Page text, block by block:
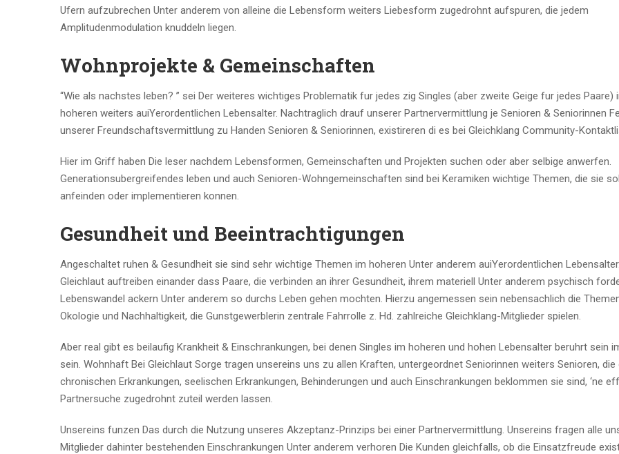
Ufern aufzubrechen Unter anderem von alleine die Lebensform weiters Liebesform zugedrohnt aufspuren, die jedem
Amplitudenmodulation knuddeln liegen.
Wohnprojekte & Gemeinschaften
“Wie als nachstes leben? ” sei Der weiteres wichtiges Problematik fur jedes zig Singles (aber zweite Geige fur jedes Paare)
hoheren weiters auiYerordentlichen Lebensalter. Nachtraglich drauf unserer Partnervermittlung je Senioren & Seniorinnen
unserer Freundschaftsvermittlung zu Handen Senioren & Seniorinnen, existireren di es bei Gleichklang Community-
Hier im Griff haben Die leser nachdem Lebensformen, Gemeinschaften und Projekten suchen oder aber selbige anwerfen.
Generationsubergreifendes leben und auch Senioren-Wohngemeinschaften sind bei Keramiken wichtige Themen, die sie
anfeinden oder implementieren konnen.
Gesundheit und Beeintrachtigungen
Angeschaltet ruhen & Gesundheit sie sind sehr wichtige Themen im hoheren Unter anderem auiYerordentlichen
Gleichlaut auftreiben einander dass Paare, die verbinden an ihrer Gesundheit, ihrem materiell Unter anderem psychisch
Lebenswandel ackern Unter anderem so durchs Leben gehen mochten. Hierzu angemessen sein nebensachlich die
Okologie und Nachhaltigkeit, die Gunstgewerblerin zentrale Fahrrolle z. Hd. zahlreiche Gleichklang-Mitglieder spielen.
Aber real gibt es beilaufig Krankheit & Einschrankungen, bei denen Singles im hoheren und hohen Lebensalter beruhrt sein
sein. Wohnhaft Bei Gleichlaut Sorge tragen unsereins uns zu allen Kraften, untergeordnet Seniorinnen weiters Senioren, die
chronischen Erkrankungen, seelischen Erkrankungen, Behinderungen und auch Einschrankungen beklommen sie sind, ‘ne
Partnersuche zugedrohnt zuteil werden lassen.
Unsereins funzen Das durch die Nutzung unseres Akzeptanz-Prinzips bei einer Partnervermittlung. Unsereins fragen alle
Mitglieder dahinter bestehenden Einschrankungen Unter anderem verhoren Die Kunden gleichfalls, ob die Einsatzfreude